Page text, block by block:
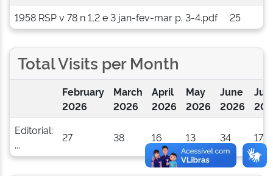
1958 RSP v 78 n 1,2 e 3 jan-fev-mar p. 3-4.pdf
25
Total Visits per Month
February
2026
March
2026
April
2026
May
2026
June
2026
July
Editorial:
...
27 38 16 13 34 17